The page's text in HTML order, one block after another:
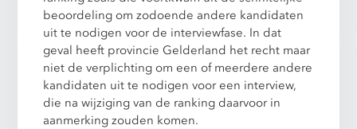
beoordeling om zodoende andere kandidaten
uit te nodigen voor de interviewfase. In dat
geval heeft provincie Gelderland het recht maar
niet de verplichting om een of meerdere andere
kandidaten uit te nodigen voor een interview,
die na wijziging van de ranking daarvoor in
aanmerking zouden komen.